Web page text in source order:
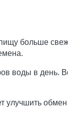
больше
воды в день.
улучшить